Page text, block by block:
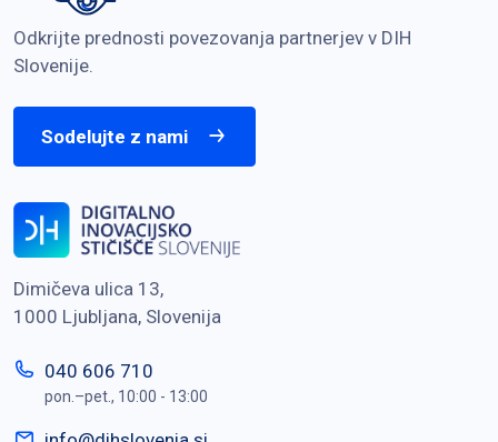
Odkrijte prednosti povezovanja partnerjev v DIH
Slovenije.
Sodelujte z nami
Dimičeva ulica 13,
1000 Ljubljana, Slovenija
040 606 710
pon.–pet., 10:00 - 13:00